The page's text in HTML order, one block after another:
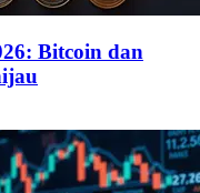
Bitcoin dan